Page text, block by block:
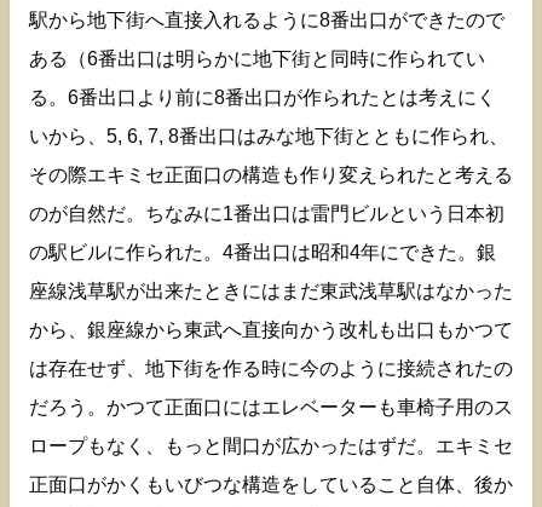
駅から地下街へ直接入れるように8番出口ができたので
ある（6番出口は明らかに地下街と同時に作られてい
る。6番出口より前に8番出口が作られたとは考えにく
いから、5, 6, 7, 8番出口はみな地下街とともに作られ、
その際エキミセ正面口の構造も作り変えられたと考える
のが自然だ。ちなみに1番出口は雷門ビルという日本初
の駅ビルに作られた。4番出口は昭和4年にできた。銀
座線浅草駅が出来たときにはまだ東武浅草駅はなかった
から、銀座線から東武へ直接向かう改札も出口もかつて
は存在せず、地下街を作る時に今のように接続されたの
だろう。かつて正面口にはエレベーターも車椅子用のス
ロープもなく、もっと間口が広かったはずだ。エキミセ
正面口がかくもいびつな構造をしていること自体、後か